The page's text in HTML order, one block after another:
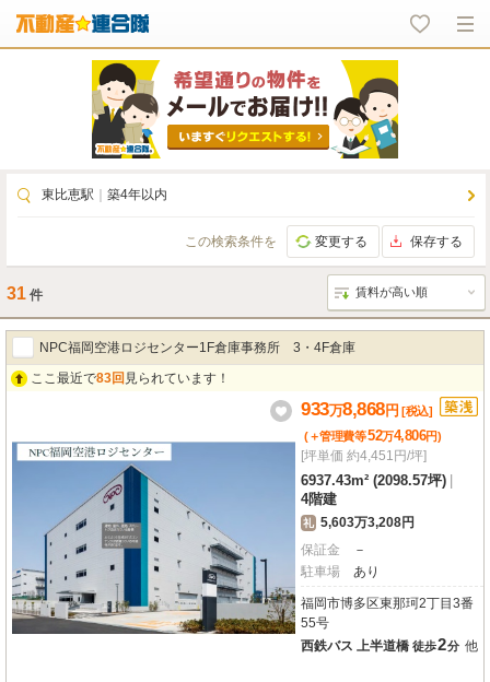
東比恵駅 築4年以内
この検索条件を 変更する 保存する
31 件
NPC福岡空港ロジセンター1F倉庫事務所 3・4F倉庫
ここ最近で83回 見られています！
933万8,868円 [税込]
(＋管理費等52万4,806円)
[坪単価 約4,451円/坪]
6937.43m² (2098.57坪)
4階建
礼 5,603万3,208円
保証金
－
駐車場
あり
福岡市博多区東那珂2丁目3番
55号
西鉄バス 上半道橋 徒歩2分 他